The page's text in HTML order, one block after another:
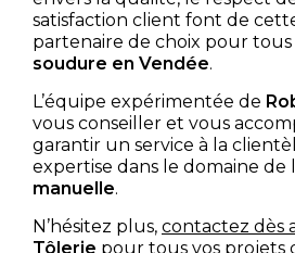
satisfaction client font de
partenaire de choix pour tous
soudure en Vendée.
L’équipe expérimentée de
vous conseiller et vous
garantir un service à la
expertise dans le domaine de
manuelle.
N’hésitez plus, contactez dès
Tôlerie pour tous vos projets